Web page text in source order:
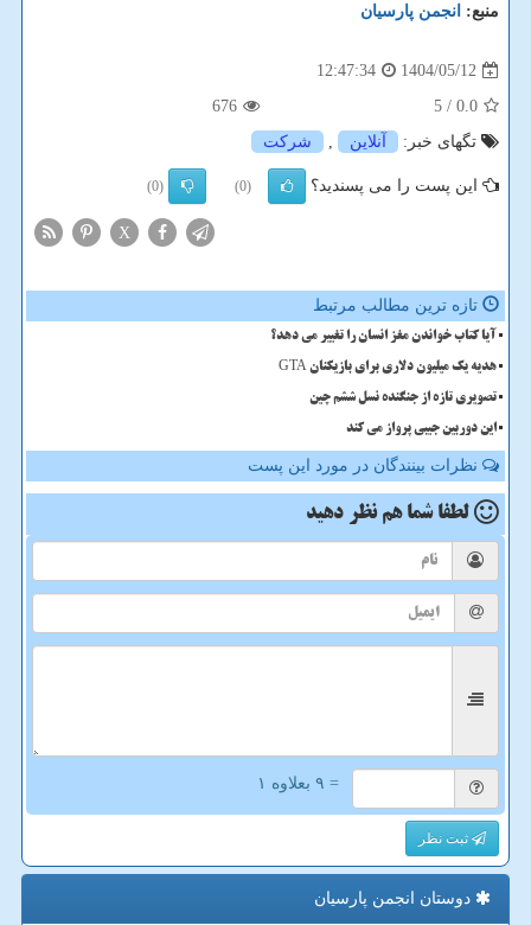
منبع: انجمن پارسیان
1404/05/12
12:47:34
0.0
/ 5
676
تگهای خبر:
آنلاین , شركت
این پست را می پسندید؟ (0)
(0)
X
تازه ترین مطالب مرتبط
آیا کتاب خواندن مغز انسان را تغییر می دهد؟
هدیه یک میلیون دلاری برای بازیکنان GTA
تصویری تازه از جنگنده نسل ششم چین
این دوربین جیبی پرواز می کند
نظرات بینندگان در مورد این پست
لطفا شما هم نظر دهید
= ۹ بعلاوه ۱
ثبت نظر
دوستان انجمن پارسیان